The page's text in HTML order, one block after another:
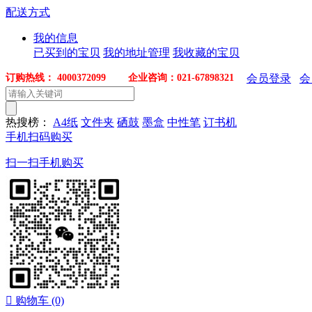
配送方式
我的信息
已买到的宝贝 我的地址管理 我收藏的宝贝
订购热线： 4000372099 企业咨询：021-67898321 会员登录
热搜榜： A4纸 文件夹 硒鼓 墨盒 中性笔 订书机
手机扫码购买
扫一扫手机购买
 购物车 (0)